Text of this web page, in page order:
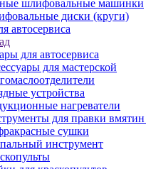
шлифовальные машинки
диски (круги)
автосервиса
для автосервиса
для мастерской
устройства
нагреватели
для правки вмятин
сушки
инструмент